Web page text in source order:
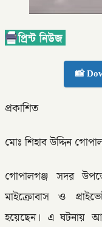
📸
প্রকাশিত
মোঃ শিহাব উদ্দিন
গোপালগঞ্জ সদর
মাইক্রোবাস ও
হয়েছেন। এ ঘটনায়